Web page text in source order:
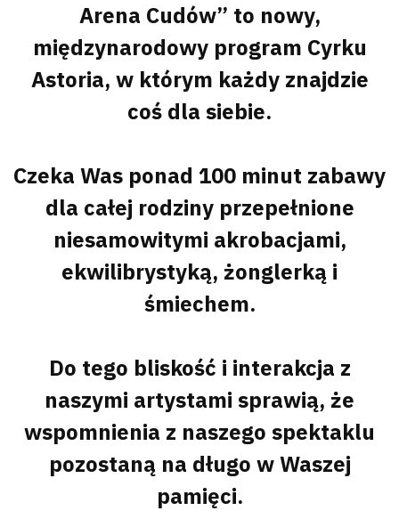
Arena Cudów” to nowy,
międzynarodowy program Cyrku
Astoria, w którym każdy znajdzie
coś dla siebie.
Czeka Was ponad 100 minut zabawy
dla całej rodziny przepełnione
niesamowitymi akrobacjami,
ekwilibrystyką, żonglerką i
śmiechem.
Do tego bliskość i interakcja z
naszymi artystami sprawią, że
wspomnienia z naszego spektaklu
pozostaną na długo w Waszej
pamięci.